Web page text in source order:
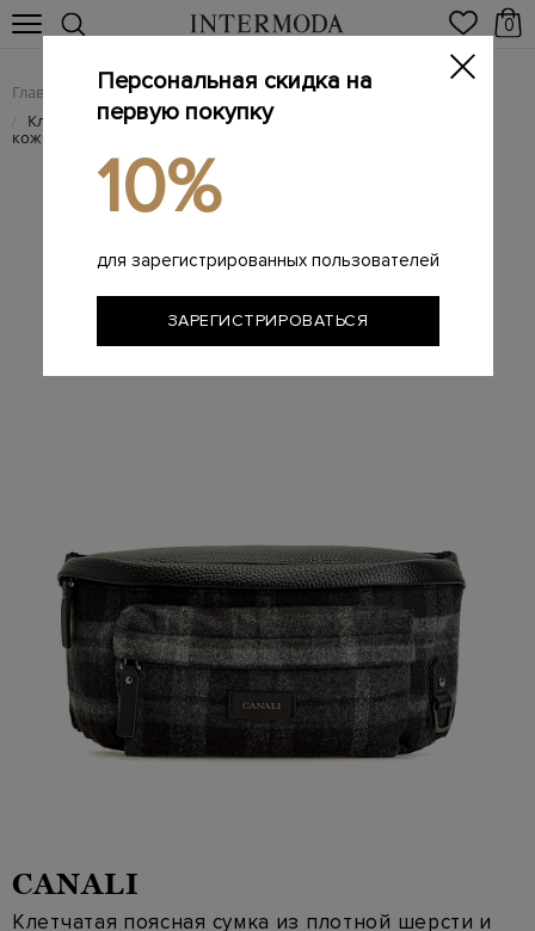
0
Главная Мужчинам / Мужские сумки из натуральной кожи
/ Клетчатая поясная сумка из плотной шерсти и зернистой
кожи
CANALI
Клетчатая поясная сумка из плотной шерсти и
Персональная скидка на
первую покупку
10%
для зарегистрированных пользователей
ЗАРЕГИСТРИРОВАТЬСЯ